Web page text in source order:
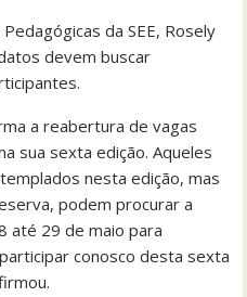
da SEE, Rosely
devem buscar
a reabertura de vagas
sua sexta edição. Aqueles
nesta edição, mas
podem procurar a
até 29 de maio para
conosco desta sexta